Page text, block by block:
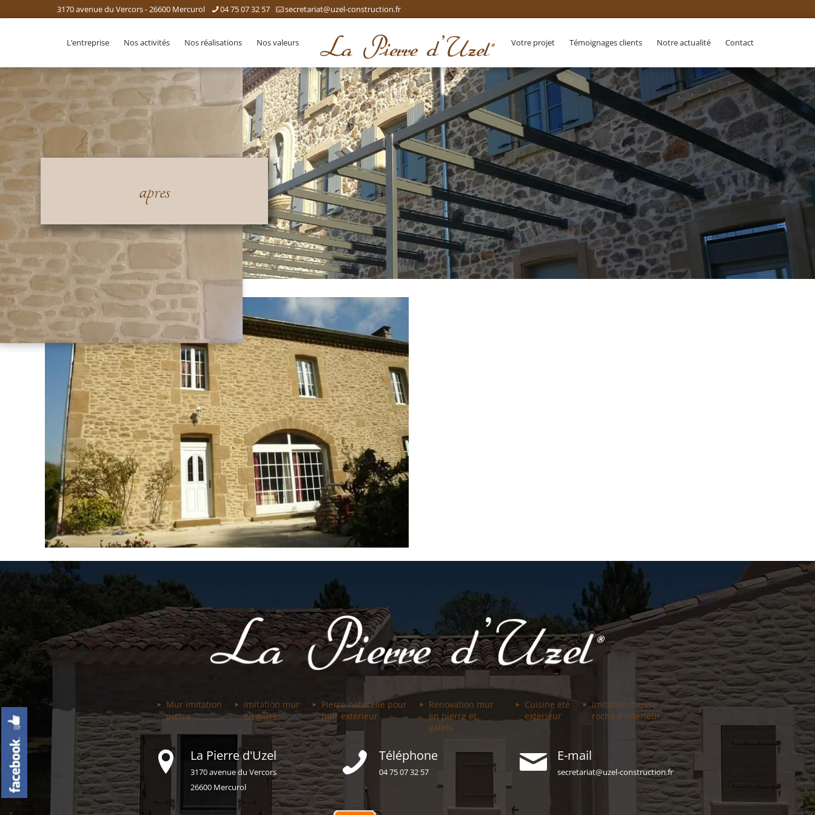
3170 avenue du Vercors - 26600 Mercurol 04 75 07 32 57 secretariat@uzel-construction.fr
L’entreprise Nos activités Nos réalisations Nos valeurs Votre projet Témoignages clients Notre actualité Contact
apres
Mur imitation
pierre
Imitation mur
en galet
Pierre naturelle pour
mur extérieur
Renovation mur
en pierre et
galets
Cuisine été
exterieur
Imitation fausse
roche d'intérieur
La Pierre d'Uzel
3170 avenue du Vercors
26600 Mercurol
Téléphone
04 75 07 32 57
E-mail
secretariat@uzel-construction.fr